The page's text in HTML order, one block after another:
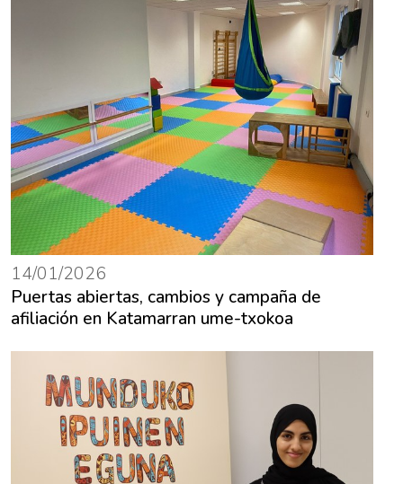
14/01/2026
Puertas abiertas, cambios y campaña de
afiliación en Katamarran ume-txokoa